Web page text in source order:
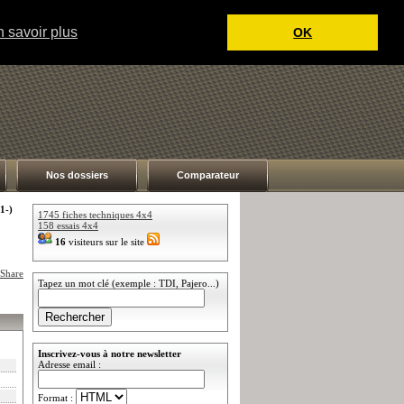
savoir plus OK
Nos dossiers Comparateur
)
1745 fiches techniques 4x4
158 essais 4x4
16 visiteurs sur le site
Tapez un mot clé (exemple : TDI, Pajero...)
Inscrivez-vous à notre newsletter
Adresse email :
Format :